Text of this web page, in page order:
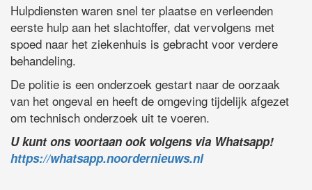
Hulpdiensten waren snel ter plaatse en verleenden
eerste hulp aan het slachtoffer, dat vervolgens met
spoed naar het ziekenhuis is gebracht voor verdere
behandeling.
De politie is een onderzoek gestart naar de oorzaak
van het ongeval en heeft de omgeving tijdelijk afgezet
om technisch onderzoek uit te voeren.
U kunt ons voortaan ook volgens via Whatsapp!
https://whatsapp.noordernieuws.nl